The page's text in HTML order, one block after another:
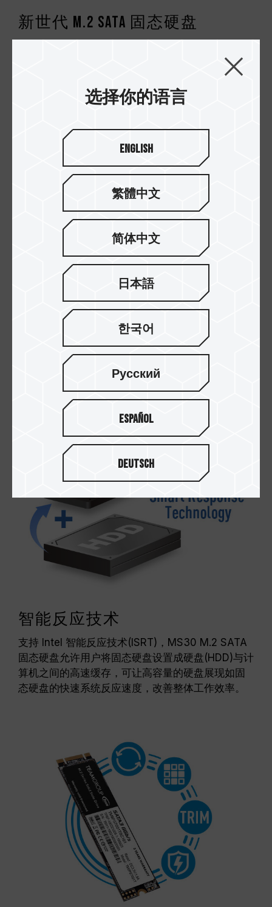
新世代 M.2 SATA 固态硬盘
(NGFF, Next Generation Form Factor) 的高速固态
硬盘。以极轻薄精巧的规格尺寸，提供轻薄型行动
运算装置绝佳的储存效能。
高速传输 高兼容性 高容量
MS30 M.2 SATA 固态硬盘采用新一代 SATA III
6Gb/s 传输接口，拥有绝佳的传输效率及兼容性。
容量更是提升至 2TB SSD，以满足各式主板、笔
电、行动装置及嵌入式设备开发的规格需求。
智能反应技术
支持 Intel 智能反应技术(ISRT)，MS30 M.2 SATA
固态硬盘允许用户将固态硬盘设置成硬盘(HDD)与计
算机之间的高速缓存，可让高容量的硬盘展现如固
态硬盘的快速系统反应速度，改善整体工作效率。
选择你的语言
English
繁體中文
简体中文
日本語
한국어
Русский
Español
Deutsch